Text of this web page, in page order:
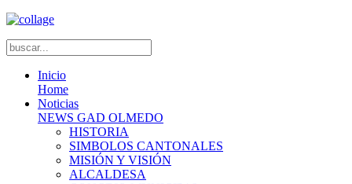
Inicio
Home
Noticias
NEWS GAD OLMEDO
HISTORIA
SIMBOLOS CANTONALES
MISIÓN Y VISIÓN
ALCALDESA